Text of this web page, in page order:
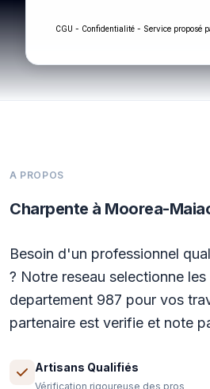
CGU - Confidentialité - Service proposé
A PROPOS
Charpente à Moorea-
Besoin d'un professionnel
? Notre reseau selectionne
departement 987 pour vos
partenaire est verifie et note
Artisans Qualifiés
Vérification rigoureuse des pros